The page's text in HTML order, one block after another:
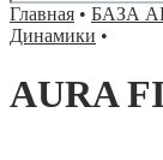
Главная • БАЗА
Динамики •
AURA